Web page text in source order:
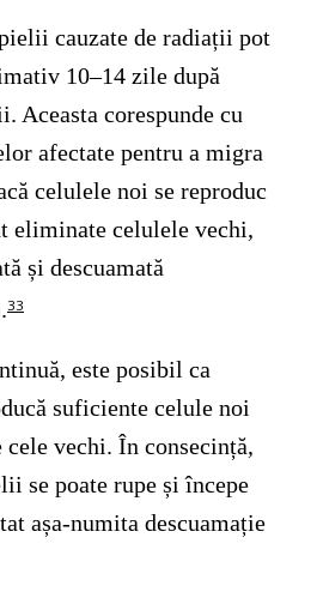
cauzate de radiații pot
10–14 zile după
Aceasta corespunde cu
afectate pentru a migra
celulele noi se reproduc
eliminate celulele vechi,
și descuamată
33
este posibil ca
suficiente celule noi
vechi. În consecință,
se poate rupe și începe
așa-numita descuamație